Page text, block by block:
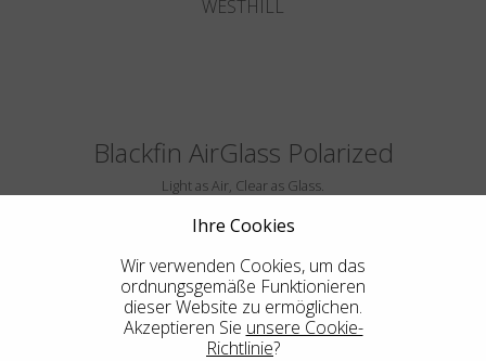
WESTHILL
Blackfin AirGlass Polarized
Light as Air, Clear as Glass.
Ihre Cookies
Wir verwenden Cookies, um das
ordnungsgemäße Funktionieren
dieser Website zu ermöglichen.
Akzeptieren Sie unsere Cookie-
Richtlinie?